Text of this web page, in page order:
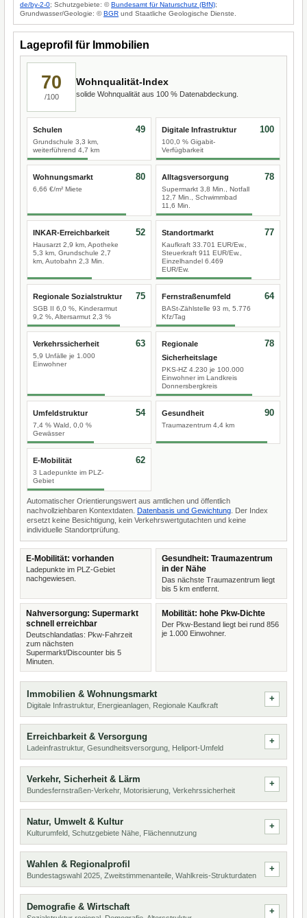
de/by-2-0; Schutzgebiete: ©Bundesamt für Naturschutz (BfN);
Grundwasser/Geologie: ©BGR und Staatliche Geologische Dienste.
Lageprofil für Immobilien
70
/100
Wohnqualität-Index
solide Wohnqualität aus 100 % Datenabdeckung.
Schulen
Grundschule 3,3 km,
weiterführend 4,7 km
49 Digitale Infrastruktur
100,0 % Gigabit-
Verfügbarkeit
100
Wohnungsmarkt
6,66 €/m² Miete
80 Alltagsversorgung
Supermarkt 3,8 Min., Notfall
12,7 Min., Schwimmbad
11,6 Min.
78
INKAR-Erreichbarkeit
Hausarzt 2,9 km, Apotheke
5,3 km, Grundschule 2,7
km, Autobahn 2,3 Min.
52 Standortmarkt
Kaufkraft 33.701 EUR/Ew.,
Steuerkraft 911 EUR/Ew.,
Einzelhandel 6.469
EUR/Ew.
77
Regionale Sozialstruktur
SGB II 6,0 %, Kinderarmut
9,2 %, Altersarmut 2,3 %
75 Fernstraßenumfeld
BASt-Zählstelle 93 m, 5.776
Kfz/Tag
64
Verkehrssicherheit
5,9 Unfälle je 1.000
Einwohner
63
Regionale
Sicherheitslage
PKS-HZ 4.230 je 100.000
Einwohner im Landkreis
Donnersbergkreis
78
Umfeldstruktur
7,4 % Wald, 0,0 %
Gewässer
54 Gesundheit
Traumazentrum 4,4 km
90
E-Mobilität
3 Ladepunkte im PLZ-
Gebiet
62
Automatischer Orientierungswert aus amtlichen und öffentlich
nachvollziehbaren Kontextdaten. Datenbasis und Gewichtung . Der Index
ersetzt keine Besichtigung, kein Verkehrswertgutachten und keine
individuelle Standortprüfung.
E-Mobilität: vorhanden
Ladepunkte im PLZ-Gebiet
nachgewiesen.
Gesundheit: Traumazentrum
in der Nähe
Das nächste Traumazentrum liegt
bis 5 km entfernt.
Nahversorgung: Supermarkt
schnell erreichbar
Deutschlandatlas: Pkw-Fahrzeit
zum nächsten
Supermarkt/Discounter bis 5
Minuten.
Mobilität: hohe Pkw-Dichte
Der Pkw-Bestand liegt bei rund 856
je 1.000 Einwohner.
Immobilien & Wohnungsmarkt
Digitale Infrastruktur, Energieanlagen, Regionale Kaufkraft
Erreichbarkeit & Versorgung
Ladeinfrastruktur, Gesundheitsversorgung, Heliport-Umfeld
Verkehr, Sicherheit & Lärm
Bundesfernstraßen-Verkehr, Motorisierung, Verkehrssicherheit
Natur, Umwelt & Kultur
Kulturumfeld, Schutzgebiete Nähe, Flächennutzung
Wahlen & Regionalprofil
Bundestagswahl 2025, Zweitstimmenanteile, Wahlkreis-Strukturdaten
Demografie & Wirtschaft